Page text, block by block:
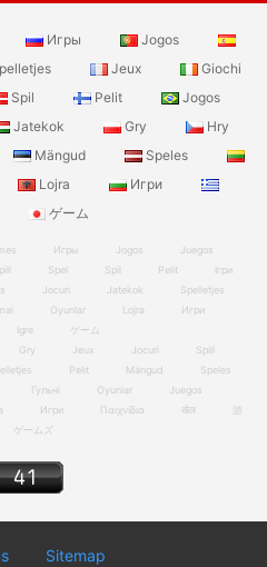
Игры
Jogos
Jeux
Giochi
Spil Pelit
Jogos
Jatekok Gry
Hry
Mängud
Speles
Lojra
Игри
ゲーム
Игры Jogos
Juegos
Spel Spil Pelit
Ігри
Jocuri Jatekok
Spelletjes
Oyunlar Lojra
Игри
Igre
ゲーム
Gry Jeux Jocuri
Spill
Pelit Mängud
Speles
Гульні Oyunlar
Juegos
Игри Παιχνίδια खेल
游
ゲームズ
Sitemap